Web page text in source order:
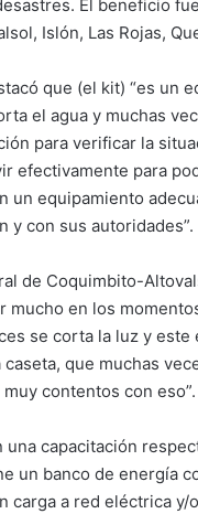
El beneficio
Islón, Las Rojas,
que (el kit) “es un
el agua y muchas
para verificar la
efectivamente para
un equipamiento
y con sus autoridades”.
de Coquimbito-
mucho en los
se corta la luz y
que muchas
contentos con eso”.
capacitación
un banco de energía
carga a red eléctrica